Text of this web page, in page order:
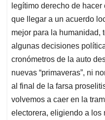
legítimo derecho de
que llegar a un acuerdo
mejor para la humanidad,
algunas decisiones
cronómetros de la auto
nuevas “primaveras”, ni
al final de la farsa
volvemos a caer en la
electorera, eligiendo a los